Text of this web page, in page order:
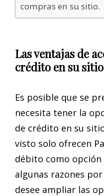
compras en su sitio.
Las ventajas de
crédito en su
Es posible que se
necesita tener la
de crédito en su
visto solo ofrecen
débito como opción
algunas razones
desee ampliar las